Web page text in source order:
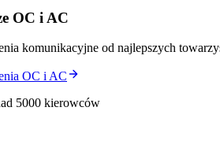
OC i AC
komunikacyjne od najlepszych
OC i AC
5000 kierowców